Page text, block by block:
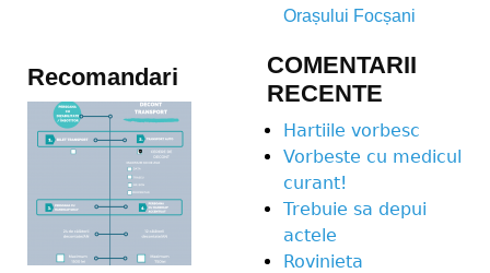
Recomandari
Orașului Focșani
COMENTARII
RECENTE
Hartiile vorbesc
Vorbeste cu medicul
curant!
Trebuie sa depui
actele
Rovinieta